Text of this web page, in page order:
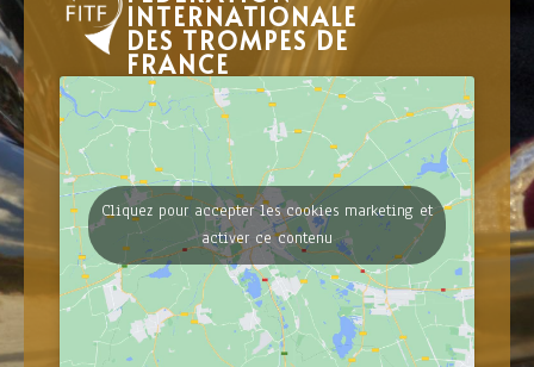
INTERNATIONALE
DES TROMPES DE
FRANCE
Cliquez pour accepter les cookies marketing et
activer ce contenu